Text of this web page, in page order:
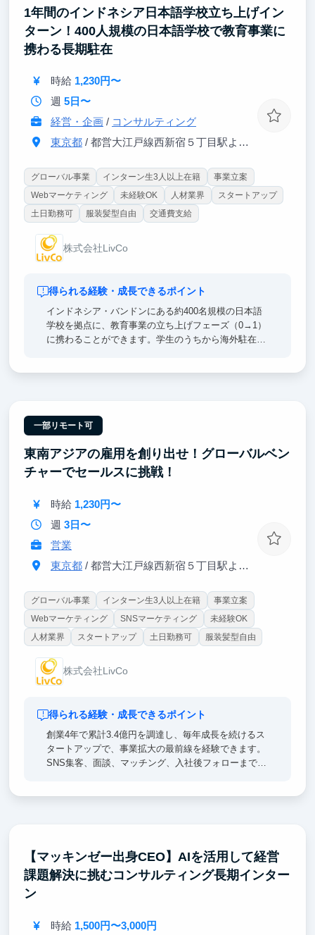
学生のうちから、マーケティング・クリエイティブ・
事業成長を一気通貫で学べる環境です。
ぜひ一緒にマーケティングの世界を楽しみましょう。
1年間のインドネシア日本語学校立ち上げイン
ターン！400人規模の日本語学校で教育事業に
携わる長期駐在
時給 1,230円〜
週 5日〜
経営・企画/ コンサルティング
東京都/ 都営大江戸線西新宿５丁目駅より徒歩３分、JR新宿駅より徒歩2
グローバル事業 インターン生3人以上在籍
事業立案
Webマーケティング
未経験OK 人材業界
スタートアップ
土日勤務可
服装髪型自由 交通費支給
株式会社LivCo
得られる経験・成長できるポイント
インドネシア・バンドンにある約400名規模の日本語
学校を拠点に、教育事業の立ち上げフェーズ（0→1）
に携わることができます。学生のうちから海外駐在経
つ仲間と出会える環境があります。日本とアジアをつ
なぐ循環型の「人材育成モデル」の最前線で、リアル
な社会課題と向き合いながら経験を積めることも大き
な魅力です！
一部リモート可
東南アジアの雇用を創り出せ！グローバルベン
チャーでセールスに挑戦！
時給 1,230円〜
週 3日〜
営業
東京都/ 都営大江戸線西新宿５丁目駅より徒歩３分、JR新宿駅より徒歩2
グローバル事業 インターン生3人以上在籍
事業立案
Webマーケティング
SNSマーケティング
未経験OK
人材業界
スタートアップ 土日勤務可 服装髪型自由
株式会社LivCo
得られる経験・成長できるポイント
創業4年で累計3.4億円を調達し、毎年成長を続けるス
タートアップで、事業拡大の最前線を経験できます。
SNS集客、面談、マッチング、入社後フォローまで一
【マッキンゼー出身CEO】AIを活用して経営
課題解決に挑むコンサルティング長期インター
ン
時給 1,500円〜3,000円